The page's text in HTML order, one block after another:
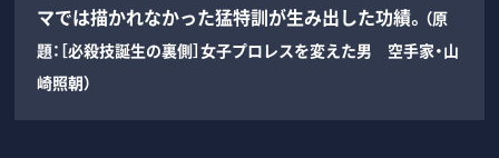
マでは描かれなかった猛特訓が生み出した功績。 （原
題：［必殺技誕生の裏側］女子プロレスを変えた男 空手家・山
崎照朝）